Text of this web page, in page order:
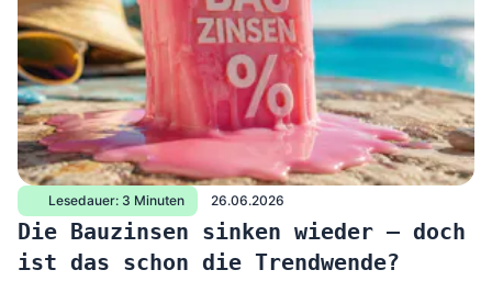
Lesedauer: 3 Minuten 26.06.2026
Die Bauzinsen sinken wieder – doch
ist das schon die Trendwende?